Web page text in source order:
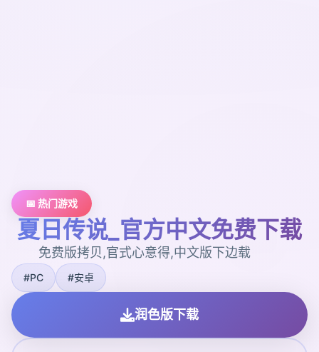
📅 热门游戏
夏日传说_官方中文免费下载
免费版拷贝,官式心意得,中文版下边载
#PC #安卓
润色版下载